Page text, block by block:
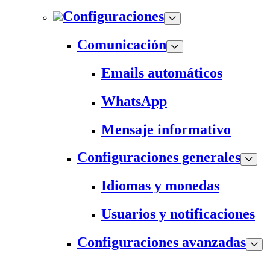
Configuraciones
Comunicación
Emails automáticos
WhatsApp
Mensaje informativo
Configuraciones generales
Idiomas y monedas
Usuarios y notificaciones
Configuraciones avanzadas